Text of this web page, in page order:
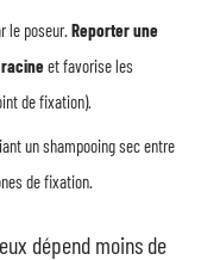
le poseur. Reporter une
et favorise les
de fixation).
un shampooing sec entre
de fixation.
dépend moins de